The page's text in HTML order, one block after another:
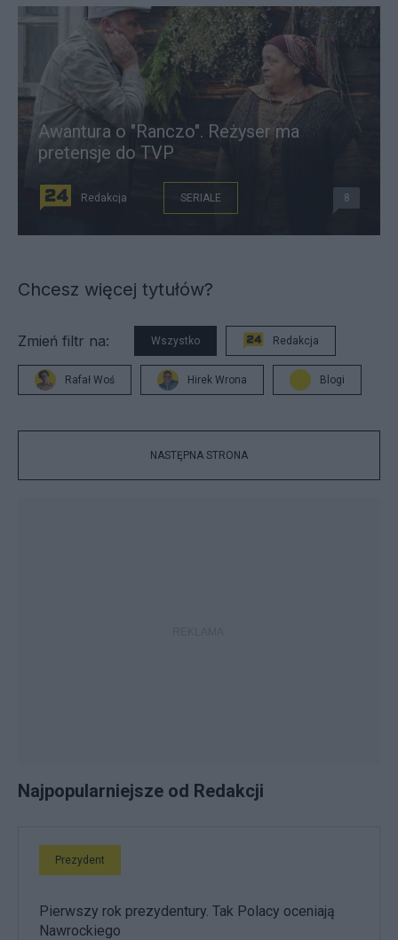
Awantura o "Ranczo". Reżyser ma
pretensje do TVP
Redakcja SERIALE 8
Chcesz więcej tytułów?
Zmień filtr na: Wszystko Redakcja
Rafał Woś Hirek Wrona Blogi
NASTĘPNA STRONA
Najpopularniejsze od Redakcji
Prezydent
Pierwszy rok prezydentury. Tak Polacy oceniają
Nawrockiego